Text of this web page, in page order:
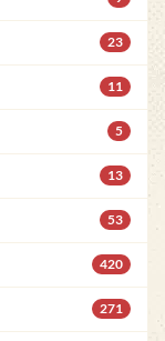
23
11
5
13
53
420
271